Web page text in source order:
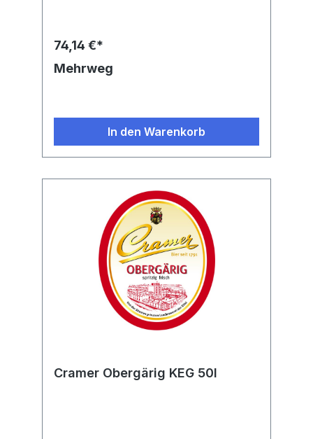
gZutaten: Wasser, GERSTENMALZ, Hopfen
Alkohol: 4,8 vol. % Alk.
74,14 €*
Mehrweg
In den Warenkorb
Cramer Obergärig KEG 50l